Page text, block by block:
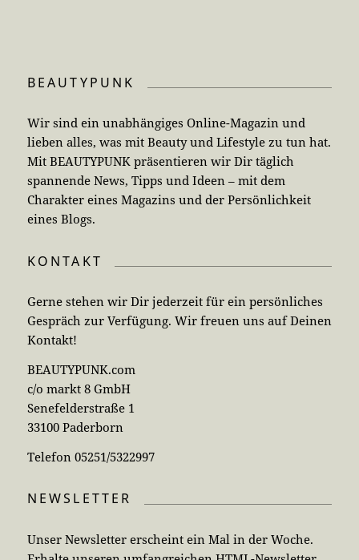
BEAUTYPUNK
Wir sind ein unabhängiges Online-Magazin und
lieben alles, was mit Beauty und Lifestyle zu tun hat.
Mit BEAUTYPUNK präsentieren wir Dir täglich
spannende News, Tipps und Ideen – mit dem
Charakter eines Magazins und der Persönlichkeit
eines Blogs.
KONTAKT
Gerne stehen wir Dir jederzeit für ein persönliches
Gespräch zur Verfügung. Wir freuen uns auf Deinen
Kontakt!
BEAUTYPUNK.com
c/o markt 8 GmbH
Senefelderstraße 1
33100 Paderborn
Telefon 05251/5322997
NEWSLETTER
Unser Newsletter erscheint ein Mal in der Woche.